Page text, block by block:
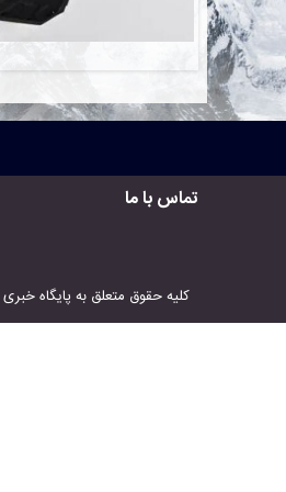
تماس با ما
کلیه حقوق متعلق به پایگاه خبری